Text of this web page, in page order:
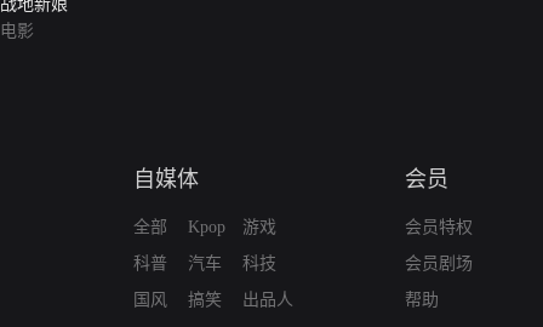
战地新娘
电影
自媒体
全部
科普
国风
Kpop
汽车
搞笑
游戏
科技
出品人
会员
会员特权
会员剧场
帮助